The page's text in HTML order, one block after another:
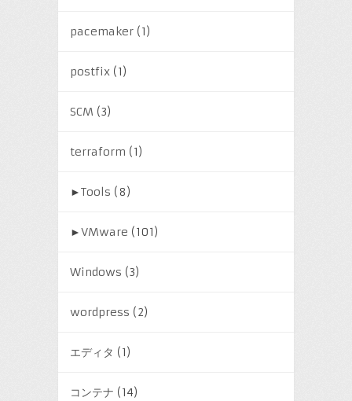
pacemaker(1)
postfix(1)
SCM (3)
terraform (1)
►Tools (8)
►VMware (101)
Windows (3)
wordpress (2)
エディタ (1)
コンテナ (14)